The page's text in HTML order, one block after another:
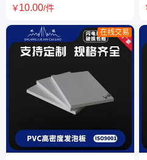
制聚四氟乙烯楼梯板 白色塑料
￥10.00/件
在线交易